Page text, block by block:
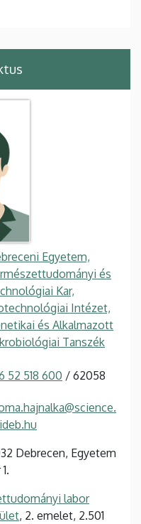
Egyetem,
és
Kar,
Intézet,
és Alkalmazott
Tanszék
52 518 600 / 62058
Debrecen, Egyetem
labor
, 2. emelet, 2.501